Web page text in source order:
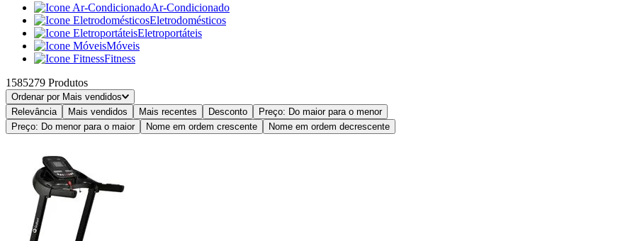
Ar-Condicionado
Eletrodomésticos
Eletroportáteis
Móveis
Fitness
1585279 Produtos
Ordenar por Mais vendidos
Relevância
Mais vendidos Mais recentes Desconto
Preço: Do maior para o menor
Preço: Do menor para o maior
Nome em ordem crescente Nome em ordem decrescente